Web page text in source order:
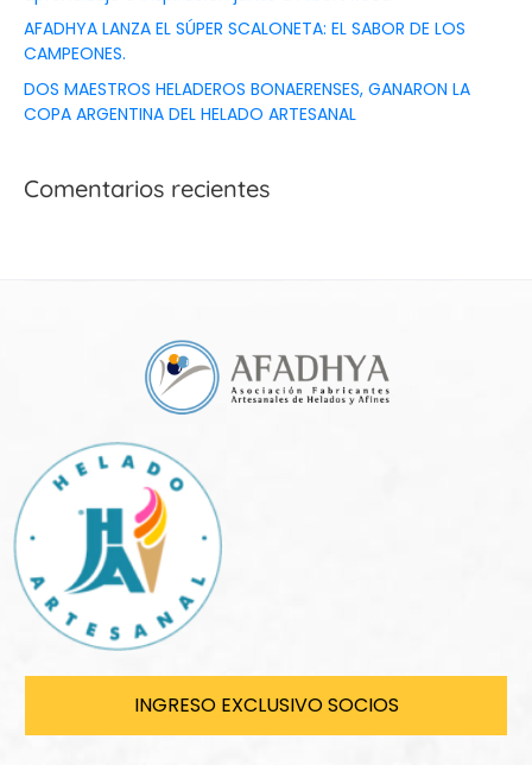
AFADHYA LANZA EL SÚPER SCALONETA: EL SABOR DE LOS
CAMPEONES.
DOS MAESTROS HELADEROS BONAERENSES, GANARON LA
COPA ARGENTINA DEL HELADO ARTESANAL
Comentarios recientes
INGRESO EXCLUSIVO SOCIOS